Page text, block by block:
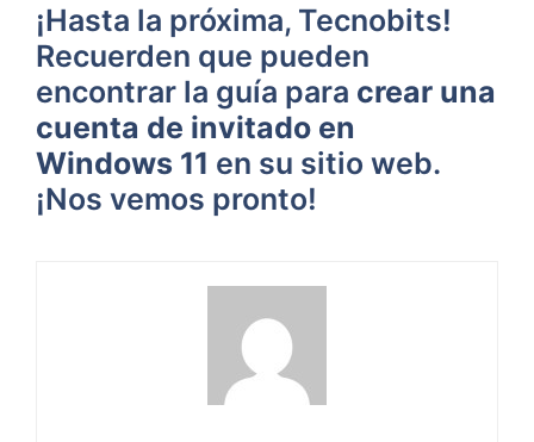
¡Hasta la próxima, Tecnobits!
Recuerden que pueden
encontrar la guía para crear una
cuenta de invitado en
Windows 11 en su sitio web.
¡Nos vemos pronto!